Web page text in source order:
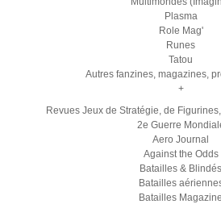
Plasma
Role Mag'
Runes
Tatou
Autres fanzines, magazines,
+
Revues Jeux de Stratégie, de
2e Guerre
Aero Journal
Against the Odds
Batailles & Blindés
Batailles
Batailles Magazine